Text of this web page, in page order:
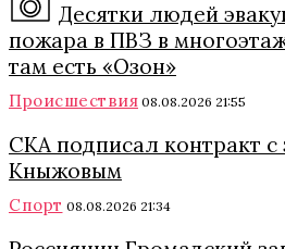
Десятки людей
пожара в ПВЗ в
там есть «Озон»
Происшествия 08.08.2026 21:55
СКА подписал контракт
Кныжовым
Спорт 08.08.2026 21:34